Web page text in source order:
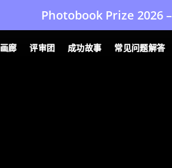
Photobook Prize 2026 –
画廊 评审团 成功故事 常见问题解答